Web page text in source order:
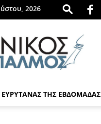
2026
ΤΗΣ ΕΒΔΟΜΑΔΑΣ